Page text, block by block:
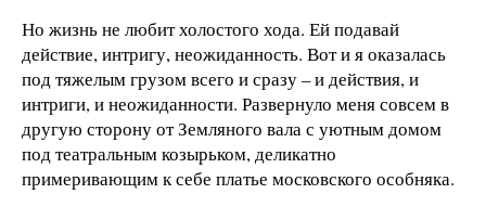
Но жизнь не любит холостого хода. Ей подавай
действие, интригу, неожиданность. Вот и я оказалась
под тяжелым грузом всего и сразу – и действия, и
интриги, и неожиданности. Развернуло меня совсем в
другую сторону от Земляного вала с уютным домом
под театральным козырьком, деликатно
примеривающим к себе платье московского особняка.